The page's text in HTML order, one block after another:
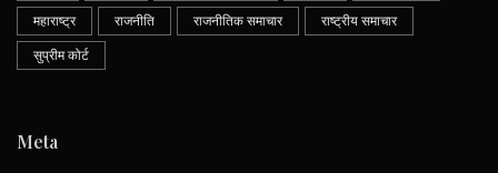
महाराष्ट्र राजनीति राजनीतिक समाचार राष्ट्रीय समाचार
सुप्रीम कोर्ट
Meta